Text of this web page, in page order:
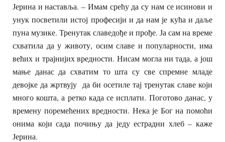
Јерина и наставља. – Имам срећу да су нам се исинови и
унук посветили истој професији и да нам је кућа и даље
пуна музике. Тренутак славедође и прође. Ја сам на време
схватила да у животу, осим славе и популарности, има
већих и трајнијих вредности. Нисам могла ни тада, а још
мање данас да схватим то шта су све спремне младе
девојке да жртвују да би осетиле тај тренутак славе који
много кошта, а ретко када се исплати. Поготово данас, у
времену поремећених вредности. Нека је Бог на помоћи
онима који сада почињу да једу естрадни хлеб – каже
Јерина.